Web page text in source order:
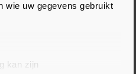
wie uw gegevens gebruikt
kan zijn